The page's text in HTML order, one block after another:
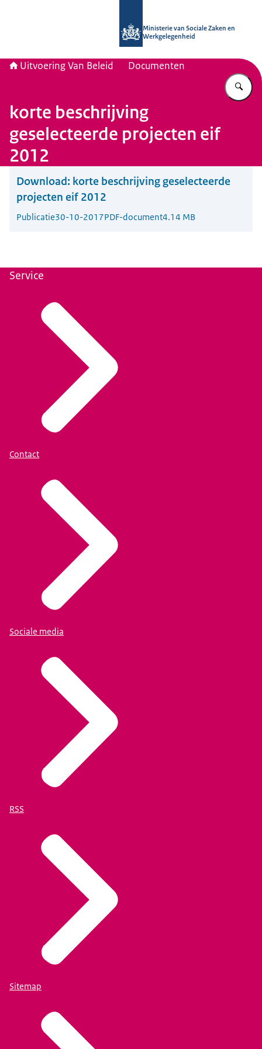
Ministerie van Sociale Zaken en
Werkgelegenheid
Uitvoering Van Beleid Documenten
korte beschrijving
geselecteerde projecten eif
2012
Download: korte beschrijving geselecteerde
projecten eif 2012
Publicatie30-10-2017PDF-document4.14 MB
Service
Contact
Sociale media
RSS
Sitemap